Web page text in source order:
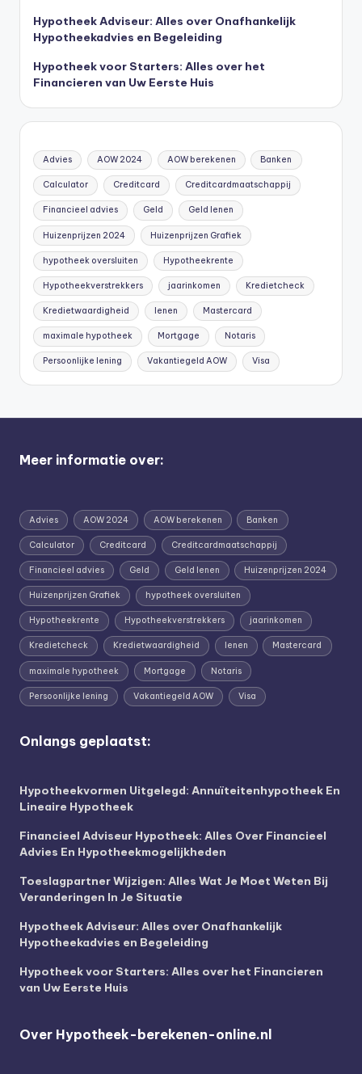
Hypotheek Adviseur: Alles over Onafhankelijk
Hypotheekadvies en Begeleiding
Hypotheek voor Starters: Alles over het
Financieren van Uw Eerste Huis
Advies AOW 2024 AOW berekenen Banken
Calculator Creditcard Creditcardmaatschappij
Financieel advies Geld Geld lenen
Huizenprijzen 2024 Huizenprijzen Grafiek
hypotheek oversluiten Hypotheekrente
Hypotheekverstrekkers jaarinkomen Kredietcheck
Kredietwaardigheid lenen Mastercard
maximale hypotheek Mortgage Notaris
Persoonlijke lening Vakantiegeld AOW Visa
Meer informatie over:
Advies AOW 2024 AOW berekenen Banken
Calculator Creditcard Creditcardmaatschappij
Financieel advies Geld Geld lenen Huizenprijzen 2024
Huizenprijzen Grafiek hypotheek oversluiten
Hypotheekrente Hypotheekverstrekkers jaarinkomen
Kredietcheck Kredietwaardigheid lenen Mastercard
maximale hypotheek Mortgage Notaris
Persoonlijke lening Vakantiegeld AOW Visa
Onlangs geplaatst:
Hypotheekvormen Uitgelegd: Annuïteitenhypotheek En
Lineaire Hypotheek
Financieel Adviseur Hypotheek: Alles Over Financieel
Advies En Hypotheekmogelijkheden
Toeslagpartner Wijzigen: Alles Wat Je Moet Weten Bij
Veranderingen In Je Situatie
Hypotheek Adviseur: Alles over Onafhankelijk
Hypotheekadvies en Begeleiding
Hypotheek voor Starters: Alles over het Financieren
van Uw Eerste Huis
Over Hypotheek-berekenen-online.nl